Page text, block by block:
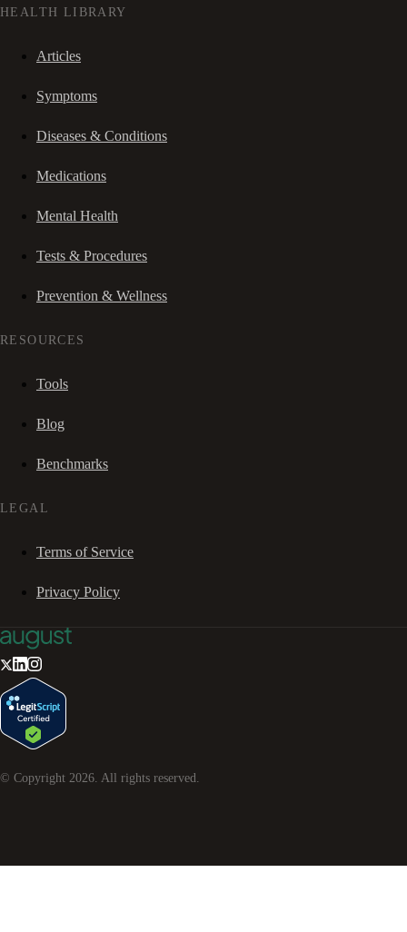
HEALTH LIBRARY
Articles
Symptoms
Diseases & Conditions
Medications
Mental Health
Tests & Procedures
Prevention & Wellness
RESOURCES
Tools
Blog
Benchmarks
LEGAL
Terms of Service
Privacy Policy
© Copyright 2026. All rights reserved.